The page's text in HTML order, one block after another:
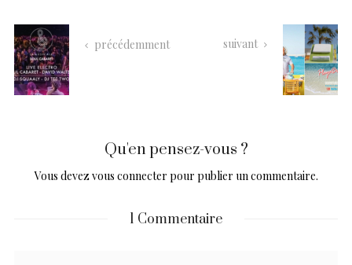
précédemment suivant
Qu'en pensez-vous ?
Vous devezvous connecter pour publier un commentaire.
1 Commentaire